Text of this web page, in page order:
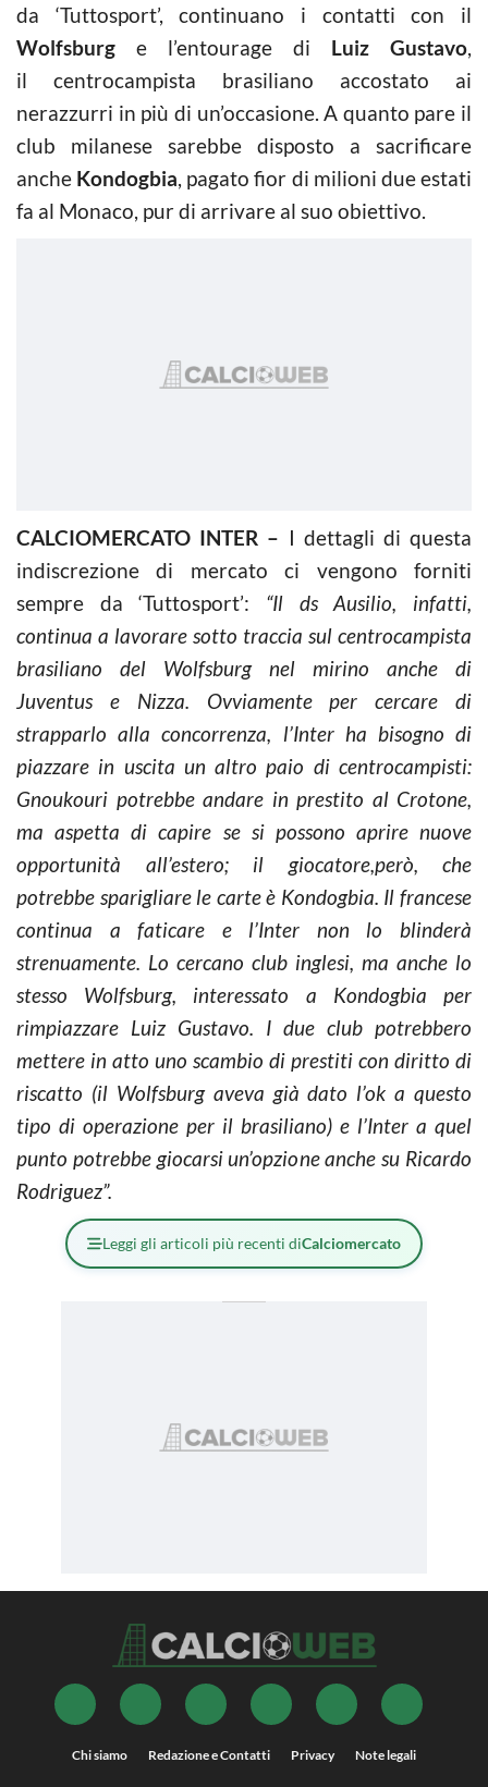
da ‘Tuttosport’, continuano i contatti con il
Wolfsburg e l’entourage di Luiz Gustavo,
il centrocampista brasiliano accostato ai
nerazzurri in più di un’occasione. A quanto pare il
club milanese sarebbe disposto a sacrificare
anche Kondogbia, pagato fior di milioni due estati
fa al Monaco, pur di arrivare al suo obiettivo.
CALCIOMERCATO INTER – I dettagli di questa
indiscrezione di mercato ci vengono forniti
sempre da ‘Tuttosport’: “Il ds Ausilio, infatti,
continua a lavorare sotto traccia sul centrocampista
brasiliano del Wolfsburg nel mirino anche di
Juventus e Nizza. Ovviamente per cercare di
strapparlo alla concorrenza, l’Inter ha bisogno di
piazzare in uscita un altro paio di centrocampisti:
Gnoukouri potrebbe andare in prestito al Crotone,
ma aspetta di capire se si possono aprire nuove
opportunità all’estero; il giocatore,però, che
potrebbe sparigliare le carte è Kondogbia. Il francese
continua a faticare e l’Inter non lo blinderà
strenuamente. Lo cercano club inglesi, ma anche lo
stesso Wolfsburg, interessato a Kondogbia per
rimpiazzare Luiz Gustavo. I due club potrebbero
mettere in atto uno scambio di prestiti con diritto di
riscatto (il Wolfsburg aveva già dato l’ok a questo
tipo di operazione per il brasiliano) e l’Inter a quel
punto potrebbe giocarsi un’opzione anche su Ricardo
Rodriguez”.
Leggi gli articoli più recenti diCalciomercato
Chi siamo Redazione e Contatti Privacy Note legali